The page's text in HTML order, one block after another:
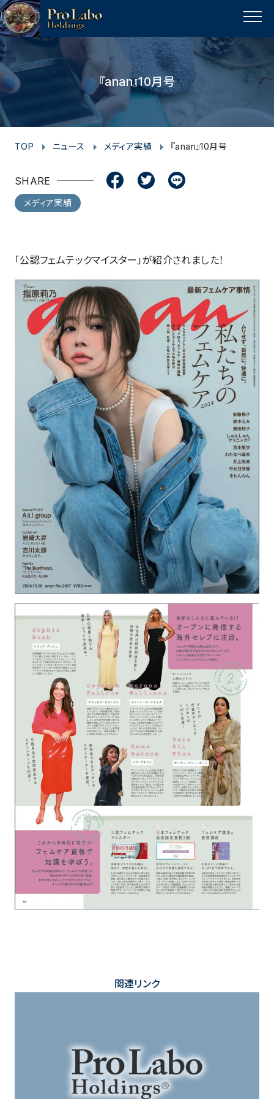
MENU
『anan』10月号
TOP ニュース メディア実績 『anan』10月号
SHARE
c
e
b
o
o
k
i
t
t
e
n
e
メディア実績
「公認フェムテックマイスター」が紹介されました！
関連リンク
p
a
g
e
t
o
p
s
t
a
g
r
a
m
c
e
b
o
k
i
t
t
e
r
u
t
u
e